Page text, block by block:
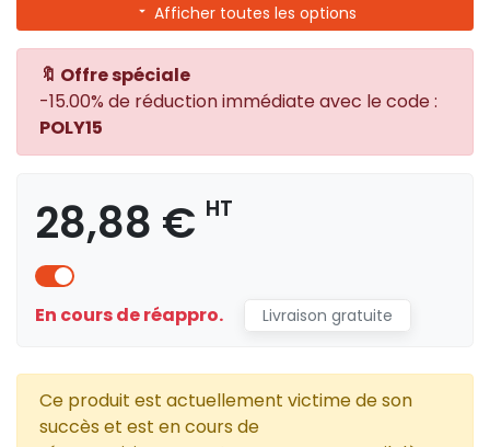
Afficher toutes les options
🔖 Offre spéciale
-15.00% de réduction immédiate avec le code :
POLY15
28,88 € HT
En cours de réappro. Livraison gratuite
Ce produit est actuellement victime de son
succès et est en cours de